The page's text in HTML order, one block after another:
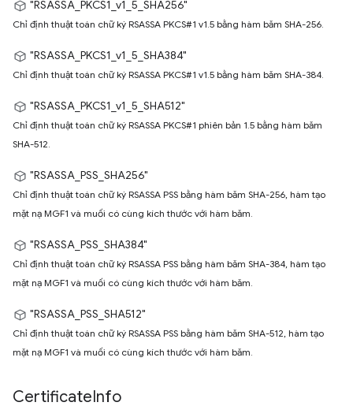
"RSASSA_PKCS1_v1_5_SHA256"
Chỉ định thuật toán chữ ký RSASSA PKCS#1 v1.5 bằng hàm băm SHA-256.
"RSASSA_PKCS1_v1_5_SHA384"
Chỉ định thuật toán chữ ký RSASSA PKCS#1 v1.5 bằng hàm băm SHA-384.
"RSASSA_PKCS1_v1_5_SHA512"
Chỉ định thuật toán chữ ký RSASSA PKCS#1 phiên bản 1.5 bằng hàm băm
SHA-512.
"RSASSA_PSS_SHA256"
Chỉ định thuật toán chữ ký RSASSA PSS bằng hàm băm SHA-256, hàm tạo
mặt nạ MGF1 và muối có cùng kích thước với hàm băm.
"RSASSA_PSS_SHA384"
Chỉ định thuật toán chữ ký RSASSA PSS bằng hàm băm SHA-384, hàm tạo
mặt nạ MGF1 và muối có cùng kích thước với hàm băm.
"RSASSA_PSS_SHA512"
Chỉ định thuật toán chữ ký RSASSA PSS bằng hàm băm SHA-512, hàm tạo
mặt nạ MGF1 và muối có cùng kích thước với hàm băm.
CertificateInfo